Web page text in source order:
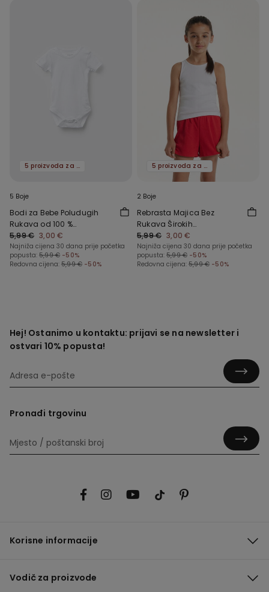
5 proizvoda za -70%
5 Boje
Bodi za Bebe Poludugih
Rukava od 100 %
Jednobojnog Pamuka
5,99 € 3,00 €
Najniža cijena 30 dana prije početka
popusta: 5,99 € -50%
Redovna cijena: 5,99 € -50%
5 proizvoda za -70%
2 Boje
Rebrasta Majica Bez
Rukava Širokih
Naramenica za Djevojčice
5,99 € 3,00 €
Najniža cijena 30 dana prije početka
popusta: 5,99 € -50%
Redovna cijena: 5,99 € -50%
Hej! Ostanimo u kontaktu: prijavi se na newsletter i
ostvari 10% popusta!
Pronađi trgovinu
Korisne informacije
Vodič za proizvode